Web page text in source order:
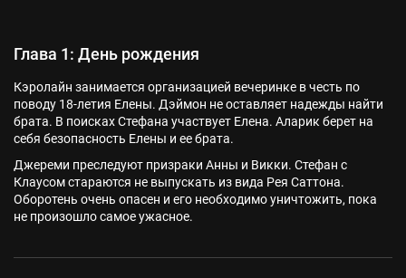
Глава 1: День рождения
Кэролайн занимается организацией вечеринке в честь по
поводу 18-летия Елены. Дэймон не оставляет надежды найти
брата. В поисках Стефана участвует Елена. Аларик берет на
себя безопасность Елены и ее брата.
Джереми преследуют призраки Анны и Викки. Стефан с
Клаусом стараются не выпускать из вида Рея Саттона.
Оборотень очень опасен и его необходимо уничтожить, пока
не произошло самое ужасное.